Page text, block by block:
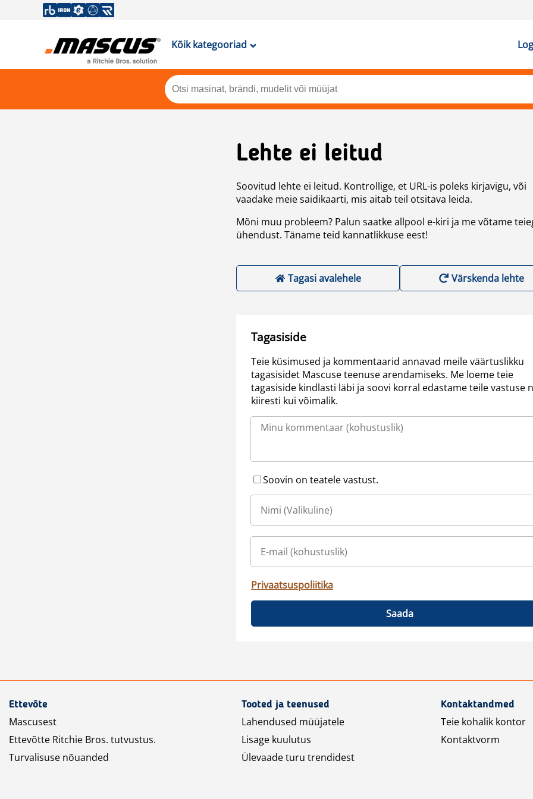
Kõik kategooriad
Lehte ei leitud
Soovitud lehte ei leitud. Kontrollige, et URL-is poleks kirjavigu, või
vaadake meie saidikaarti, mis aitab teil otsitava leida.
Mõni muu probleem? Palun saatke allpool e-kiri ja me võtame
ühendust. Täname teid kannatlikkuse eest!
Tagasi avalehele Värskenda lehte
Tagasiside
Teie küsimused ja kommentaarid annavad meile väärtuslikku
tagasisidet Mascuse teenuse arendamiseks. Me loeme teie
tagasiside kindlasti läbi ja soovi korral edastame teile vastuse
kiiresti kui võimalik.
Soovin on teatele vastust.
Privaatsuspoliitika
Saada
Ettevõte
Mascusest
Ettevõtte Ritchie Bros. tutvustus.
Turvalisuse nõuanded
Tooted ja teenused
Lahendused müüjatele
Lisage kuulutus
Ülevaade turu trendidest
Kontaktandmed
Teie kohalik kontor
Kontaktvorm